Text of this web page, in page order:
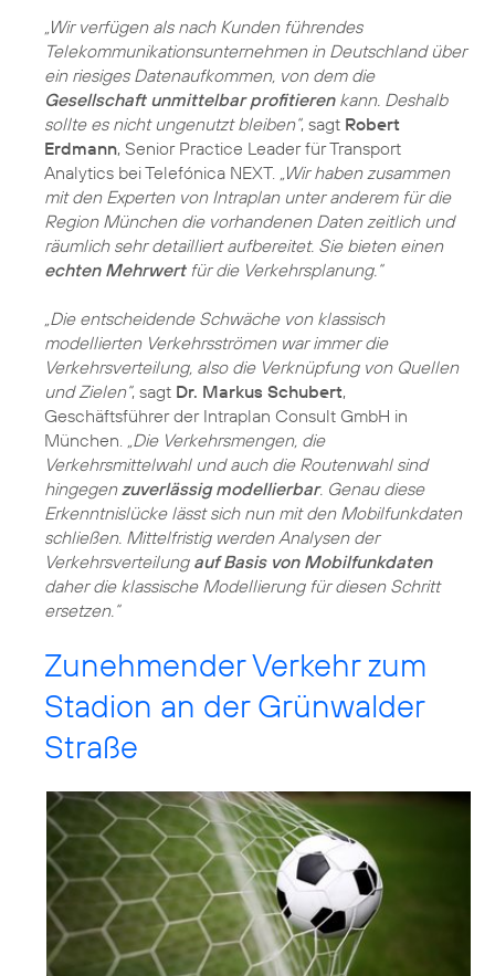
„Wir verfügen als nach Kunden führendes
Telekommunikationsunternehmen in Deutschland über
ein riesiges Datenaufkommen, von dem die
Gesellschaft unmittelbar profitierenkann. Deshalb
sollte es nicht ungenutzt bleiben“, sagt Robert
Erdmann, Senior Practice Leader für Transport
Analytics bei Telefónica NEXT. „Wir haben zusammen
mit den Experten von Intraplan unter anderem für die
Region München die vorhandenen Daten zeitlich und
räumlich sehr detailliert aufbereitet. Sie bieten einen
echten Mehrwertfür die Verkehrsplanung.“
„Die entscheidende Schwäche von klassisch
modellierten Verkehrsströmen war immer die
Verkehrsverteilung, also die Verknüpfung von Quellen
und Zielen“, sagt Dr. Markus Schubert,
Geschäftsführer der Intraplan Consult GmbH in
München. „Die Verkehrsmengen, die
Verkehrsmittelwahl und auch die Routenwahl sind
hingegenzuverlässig modellierbar. Genau diese
Erkenntnislücke lässt sich nun mit den Mobilfunkdaten
schließen. Mittelfristig werden Analysen der
Verkehrsverteilung auf Basis von Mobilfunkdaten
daher die klassische Modellierung für diesen Schritt
ersetzen.“
Zunehmender Verkehr zum
Stadion an der Grünwalder
Straße